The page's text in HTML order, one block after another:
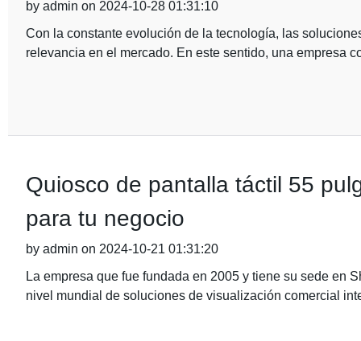
by admin on 2024-10-28 01:31:10
Con la constante evolución de la tecnología, las
relevancia en el mercado. En este sentido, una empresa
Quiosco de pantalla táctil 55
para tu negocio
by admin on 2024-10-21 01:31:20
La empresa que fue fundada en 2005 y tiene su sede en
nivel mundial de soluciones de visualización comercial